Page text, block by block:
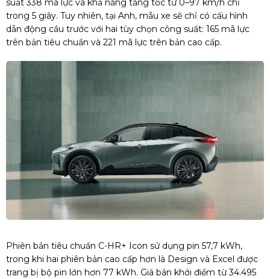
suất 338 mã lực và khả năng tăng tốc từ 0–97 km/h chỉ
trong 5 giây. Tuy nhiên, tại Anh, mẫu xe sẽ chỉ có cấu hình
dẫn động cầu trước với hai tùy chọn công suất: 165 mã lực
trên bản tiêu chuẩn và 221 mã lực trên bản cao cấp.
Phiên bản tiêu chuẩn C-HR+ Icon sử dụng pin 57,7 kWh,
trong khi hai phiên bản cao cấp hơn là Design và Excel được
trang bị bộ pin lớn hơn 77 kWh. Giá bán khởi điểm từ 34.495